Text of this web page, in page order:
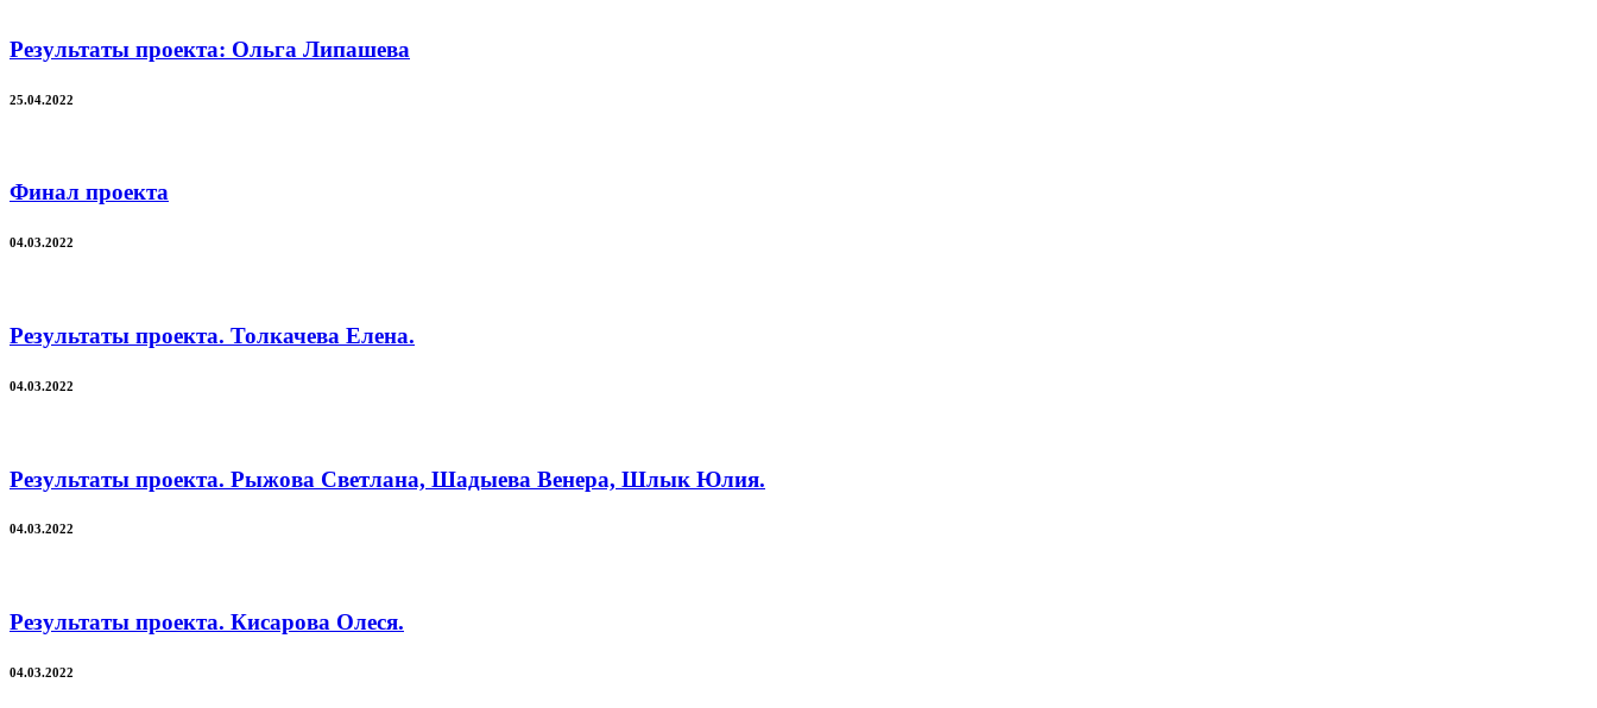
Результаты проекта: Ольга Липашева
25.04.2022
Финал проекта
04.03.2022
Результаты проекта. Толкачева Елена.
04.03.2022
Результаты проекта. Рыжова Светлана, Шадыева Венера, Шлык Юлия.
04.03.2022
Результаты проекта. Кисарова Олеся.
04.03.2022